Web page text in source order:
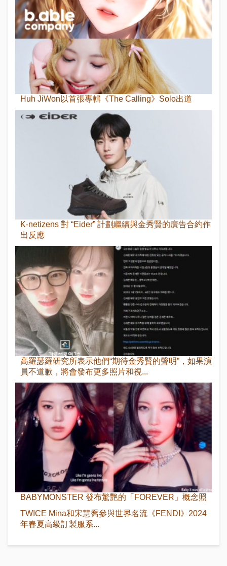
Huh JiWon以首張專輯《The Calling》Solo出道
K-netizens 對 “Eider” 計劃繼續與金秀賢的廣告合約作
出反應
高羅瑟羅研究所表示他們“期待金秀賢的聲明”，如果演
員不道歉，將會發布更多照片和視...
BABYMONSTER 發布驚艷的「FOREVER」概念照
TWICE Mina和宋慧喬參與世界名流《FENDI》2024
年春夏高級訂製服系...